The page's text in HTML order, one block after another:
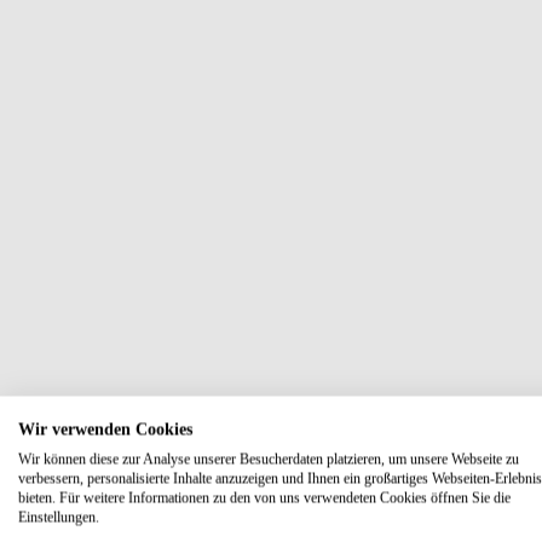
Wir verwenden Cookies
Wir können diese zur Analyse unserer Besucherdaten platzieren, um unsere Webseite zu
verbessern, personalisierte Inhalte anzuzeigen und Ihnen ein großartiges Webseiten-
bieten. Für weitere Informationen zu den von uns verwendeten Cookies öffnen Sie die
Einstellungen.